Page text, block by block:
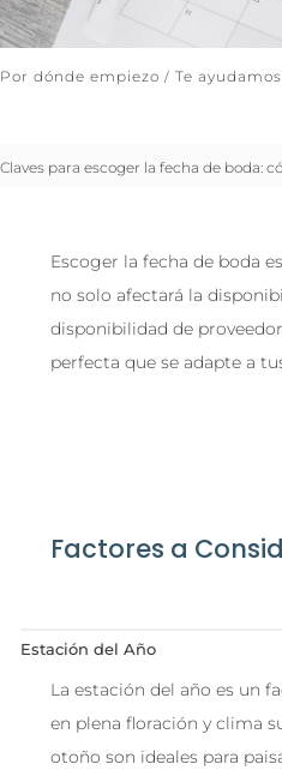
Por dónde empiezo / Te ayudamos
Claves para escoger la fecha de boda:
Escoger la fecha de boda
no solo afectará la
disponibilidad de
perfecta que se adapte a
Factores a
Estación del Año
La estación del año es un
en plena floración y clima
otoño son ideales para